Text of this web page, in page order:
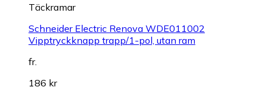
Täckramar
Schneider Electric Renova WDE011002
Vipptryckknapp trapp/1-pol, utan ram
fr.
186 kr